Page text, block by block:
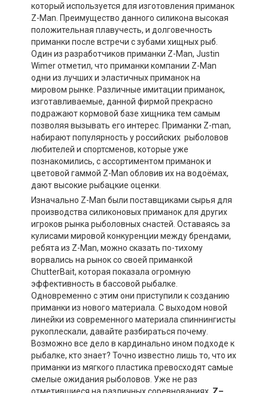
который используется для изготовления приманок
Z-Man. Преимущество данного силикона высокая
положительная плавучесть, и долговечность
приманки после встречи с зубами хищных рыб.
Один из разработчиков приманки Z-Man, Justin
Wimer отметил, что приманки компании Z-Man
одни из лучших и эластичных приманок на
мировом рынке. Различные имитации приманок,
изготавливаемые, данной фирмой прекрасно
подражают кормовой базе хищника тем самым
позволяя вызывать его интерес. Приманки Z-man,
набирают популярность у российских рыболовов
любителей и спортсменов, которые уже
познакомились, с ассортиментом приманок и
цветовой гаммой Z-Man обловив их на водоёмах,
дают высокие рыбацкие оценки.
Изначально Z-Man были поставщиками сырья для
производства силиконовых приманок для других
игроков рынка рыболовных снастей. Оставаясь за
кулисами мировой конкуренции между брендами,
ребята из Z-Man, можно сказать по-тихому
ворвались на рынок со своей приманкой
ChutterBait, которая показала огромную
эффективность в бассовой рыбалке.
Одновременно с этим они приступили к созданию
приманки из нового материала. С выходом новой
линейки из современного материала спиннингисты
рукоплескали, давайте разбираться почему.
Возможно все дело в кардинально ином подходе к
рыбалке, кто знает? Точно известно лишь то, что их
приманки из мягкого пластика превосходят самые
смелые ожидания рыболовов. Уже не раз